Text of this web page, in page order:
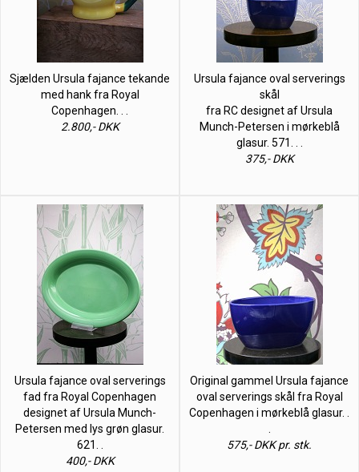
Sjælden Ursula fajance tekande
med hank fra Royal
Copenhagen. . .
2.800,- DKK
Ursula fajance oval serverings
skål
fra RC designet af Ursula
Munch-Petersen i mørkeblå
glasur. 571. . .
375,- DKK
Ursula fajance oval serverings
fad fra Royal Copenhagen
designet af Ursula Munch-
Petersen med lys grøn glasur.
621. .
400,- DKK
Original gammel Ursula fajance
oval serverings skål fra Royal
Copenhagen i mørkeblå glasur. .
575,- DKK pr. stk.